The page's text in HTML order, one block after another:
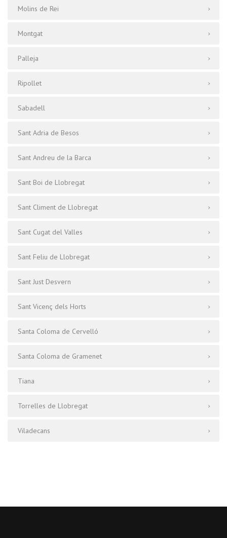
Molins de Rei
Montgat
Palleja
Ripollet
Sabadell
Sant Adria de Besos
Sant Andreu de la Barca
Sant Boi de Llobregat
Sant Climent de Llobregat
Sant Cugat del Valles
Sant Feliu de Llobregat
Sant Just Desvern
Sant Vicenç dels Horts
Santa Coloma de Cervelló
Santa Coloma de Gramenet
Tiana
Torrelles de Llobregat
Viladecans